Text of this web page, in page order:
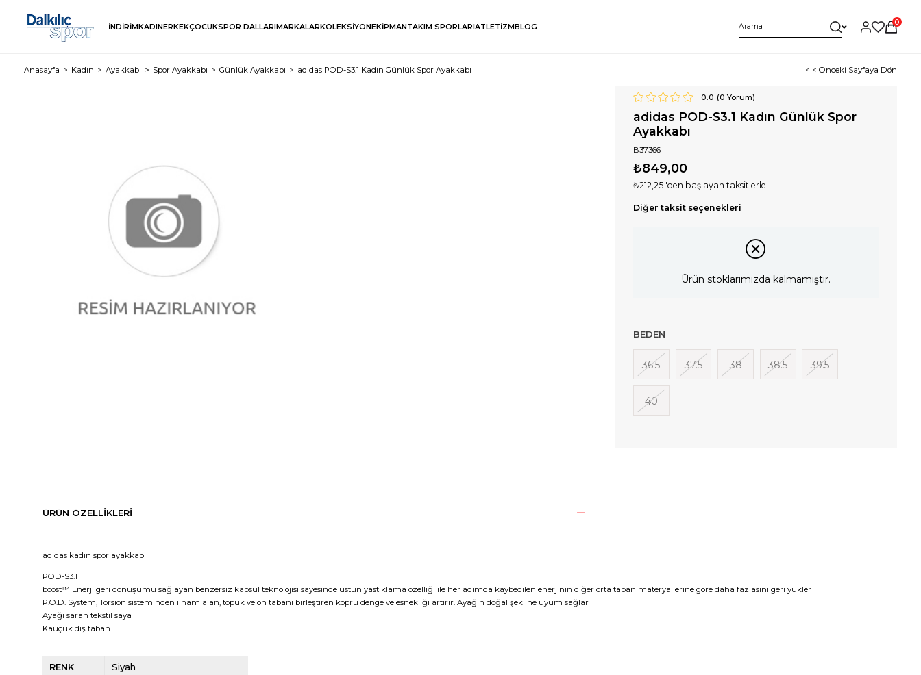
İNDİRİMKADINERKEKÇOCUKSPOR DALLARIMARKALARKOLEKSİYONEKİPMANTAKIM SPORLARIATLETİZMBLOG
0
Anasayfa Kadın Ayakkabı Spor Ayakkabı Günlük Ayakkabı adidas POD-S3.1 Kadın Günlük Spor Ayakkabı < < Önceki Sayfaya Dön
0.0 (0 Yorum)
adidas POD-S3.1 Kadın Günlük Spor
Ayakkabı
B37366
₺849,00
₺212,25 'den başlayan taksitlerle
Diğer taksit seçenekleri
Ürün stoklarımızda kalmamıştır.
BEDEN
36.5 37.5 38 38.5 39.5
40
ÜRÜN ÖZELLIKLERI
adidas kadın spor ayakkabı
POD-S3.1
boost™ Enerji geri dönüşümü sağlayan benzersiz kapsül teknolojisi sayesinde üstün yastıklama özelliği ile her adımda kaybedilen enerjinin diğer orta taban materyallerine göre daha fazlasını geri yükler
P.O.D. System, Torsion sisteminden ilham alan, topuk ve ön tabanı birleştiren köprü denge ve esnekliği artırır. Ayağın doğal şekline uyum sağlar
Ayağı saran tekstil saya
Kauçuk dış taban
RENK Siyah